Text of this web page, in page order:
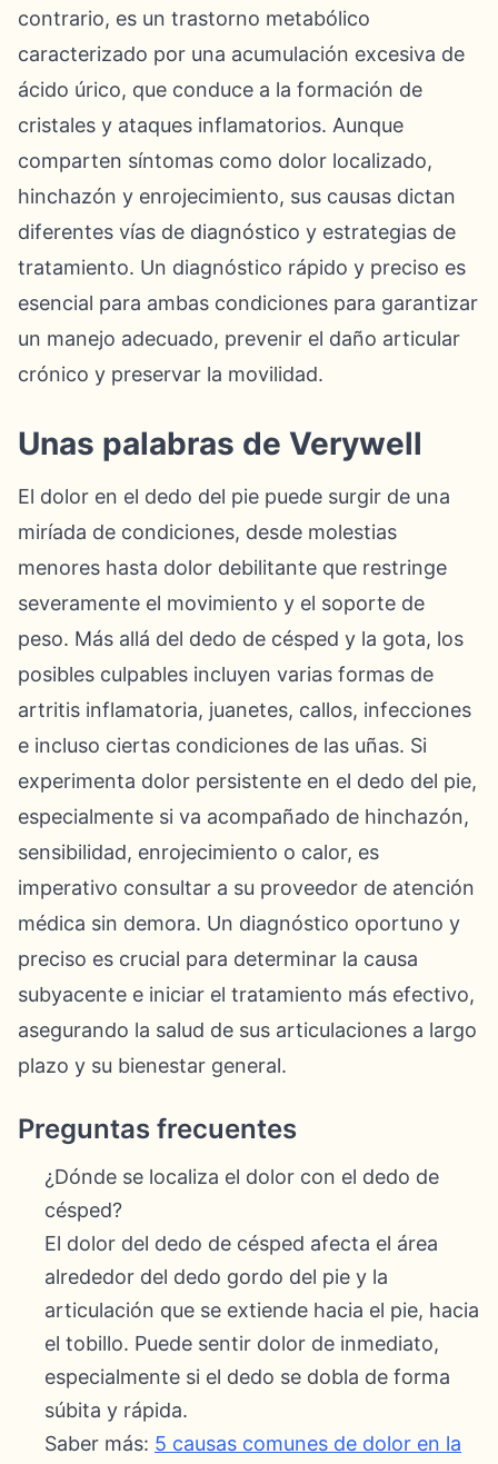
contrario, es un trastorno metabólico
caracterizado por una acumulación excesiva de
ácido úrico, que conduce a la formación de
cristales y ataques inflamatorios. Aunque
comparten síntomas como dolor localizado,
hinchazón y enrojecimiento, sus causas dictan
diferentes vías de diagnóstico y estrategias de
tratamiento. Un diagnóstico rápido y preciso es
esencial para ambas condiciones para garantizar
un manejo adecuado, prevenir el daño articular
crónico y preservar la movilidad.
Unas palabras de Verywell
El dolor en el dedo del pie puede surgir de una
miríada de condiciones, desde molestias
menores hasta dolor debilitante que restringe
severamente el movimiento y el soporte de
peso. Más allá del dedo de césped y la gota, los
posibles culpables incluyen varias formas de
artritis inflamatoria, juanetes, callos, infecciones
e incluso ciertas condiciones de las uñas. Si
experimenta dolor persistente en el dedo del pie,
especialmente si va acompañado de hinchazón,
sensibilidad, enrojecimiento o calor, es
imperativo consultar a su proveedor de atención
médica sin demora. Un diagnóstico oportuno y
preciso es crucial para determinar la causa
subyacente e iniciar el tratamiento más efectivo,
asegurando la salud de sus articulaciones a largo
plazo y su bienestar general.
Preguntas frecuentes
¿Dónde se localiza el dolor con el dedo de
césped?
El dolor del dedo de césped afecta el área
alrededor del dedo gordo del pie y la
articulación que se extiende hacia el pie, hacia
el tobillo. Puede sentir dolor de inmediato,
especialmente si el dedo se dobla de forma
súbita y rápida.
Saber más: 5 causas comunes de dolor en la